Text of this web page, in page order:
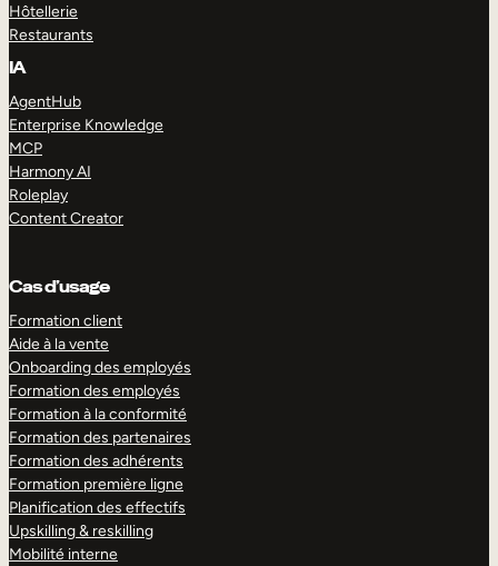
Hôtellerie
Restaurants
IA
AgentHub
Enterprise Knowledge
MCP
Harmony AI
Roleplay
Content Creator
Cas d’usage
Formation client
Aide à la vente
Onboarding des employés
Formation des employés
Formation à la conformité
Formation des partenaires
Formation des adhérents
Formation première ligne
Planification des effectifs
Upskilling & reskilling
Mobilité interne